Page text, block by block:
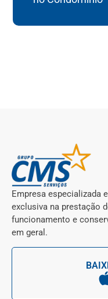
Empresa especializada
exclusiva na prestação
funcionamento e
em geral.